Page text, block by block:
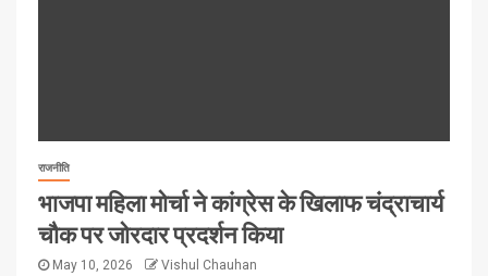
राजनीति
भाजपा महिला मोर्चा ने कांग्रेस के खिलाफ चंद्राचार्य
चौक पर जोरदार प्रदर्शन किया
May 10, 2026 Vishul Chauhan